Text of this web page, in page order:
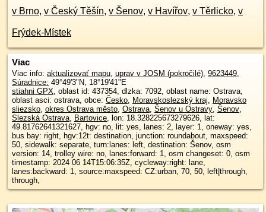
v Brno, v Český Těšín, v Šenov, v Havířov, v Těrlicko, v
Frýdek-Místek
Viac
Viac info: aktualizovať mapu, uprav v JOSM (pokročilé), 9623449,
Súradnice: 49°49'3"N, 18°19'41"E
stiahni GPX, oblast id: 437354, dlzka: 7092, oblast name: Ostrava,
oblast asci: ostrava, obce: Česko, Moravskoslezský kraj, Moravsko
sliezsko, okres Ostrava město, Ostrava, Šenov u Ostravy, Šenov,
Slezská Ostrava, Bartovice, lon: 18.328225673279626, lat:
49.81762641321627, hgv: no, lit: yes, lanes: 2, layer: 1, oneway: yes,
bus bay: right, hgv:12t: destination, junction: roundabout, maxspeed:
50, sidewalk: separate, turn:lanes: left, destination: Šenov, osm
version: 14, trolley wire: no, lanes:forward: 1, osm changeset: 0, osm
timestamp: 2024 06 14T15:06:35Z, cycleway:right: lane,
lanes:backward: 1, source:maxspeed: CZ:urban, 70, 50, left|through,
through,